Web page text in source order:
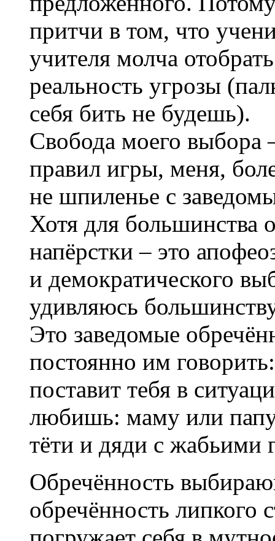
притчи в том, что
учителя молча
реальность угрозы
себя бить не будешь).
Свобода моего выбора
правил игры, меня,
не шпиленье с
Хотя для
напёрстки – это
и демократического
удивляюсь
Это заведомые
постоянно им
поставит тебя в
любишь: маму или
тёти и дяди с жабьими
Обречённость
обречённость липкого